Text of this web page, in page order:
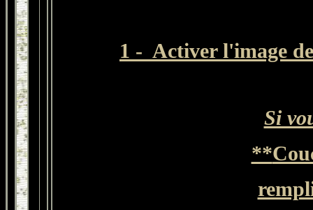
1 - Activer l'image
Si
**